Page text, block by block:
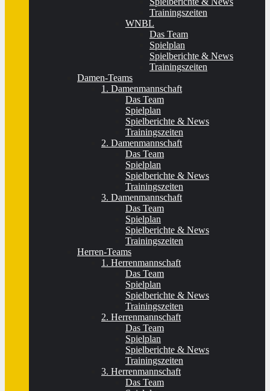
Trainingszeiten
WNBL
Das Team
Spielplan
Spielberichte & News
Trainingszeiten
Damen-Teams
1. Damenmannschaft
Das Team
Spielplan
Spielberichte & News
Trainingszeiten
2. Damenmannschaft
Das Team
Spielplan
Spielberichte & News
Trainingszeiten
3. Damenmannschaft
Das Team
Spielplan
Spielberichte & News
Trainingszeiten
Herren-Teams
1. Herrenmannschaft
Das Team
Spielplan
Spielberichte & News
Trainingszeiten
2. Herrenmannschaft
Das Team
Spielplan
Spielberichte & News
Trainingszeiten
3. Herrenmannschaft
Das Team